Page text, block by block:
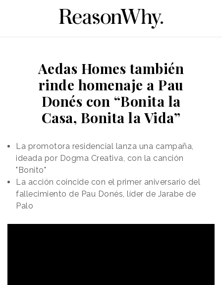
Aedas Homes también
rinde homenaje a Pau
Donés con “Bonita la
Casa, Bonita la Vida”
La promotora residencial lanza una campaña,
ideada por Dogma Creativa, con la canción
"Bonito"
La acción coincide con el primer aniversario del
fallecimiento de Pau Donés, líder de Jarabe de
Palo